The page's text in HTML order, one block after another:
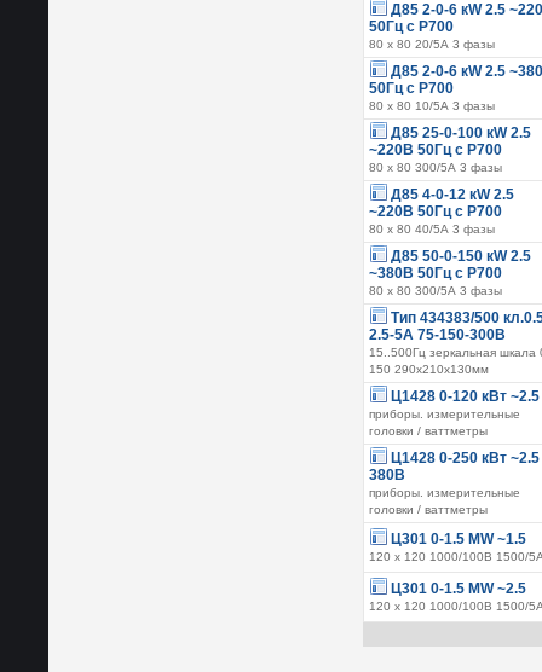
Д85 2-0-6 кW 2.5
50Гц с Р700
80 х 80 20/5А 3 фазы
Д85 2-0-6 кW 2.5
50Гц с Р700
80 х 80 10/5А 3 фазы
Д85 25-0-100 кW 2.5
~220В 50Гц с Р700
80 х 80 300/5А 3 фазы
Д85 4-0-12 кW 2.5
~220В 50Гц с Р700
80 х 80 40/5А 3 фазы
Д85 50-0-150 кW 2.5
~380В 50Гц с Р700
80 х 80 300/5А 3 фазы
Тип 434383/500
2.5-5А 75-150-300В
15..500Гц зеркальная шкала
150 290х210х130мм
Ц1428 0-120 кВт ~2.5
приборы. измерительные
головки / ваттметры
Ц1428 0-250 кВт ~2.5
380В
приборы. измерительные
головки / ваттметры
Ц301 0-1.5 МW ~1.5
120 х 120 1000/100В 1500/
Ц301 0-1.5 МW ~2.5
120 х 120 1000/100В 1500/